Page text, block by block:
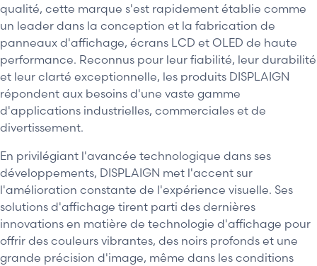
qualité, cette marque s'est rapidement établie comme
un leader dans la conception et la fabrication de
panneaux d'affichage, écrans LCD et OLED de haute
performance. Reconnus pour leur fiabilité, leur durabilité
et leur clarté exceptionnelle, les produits DISPLAIGN
répondent aux besoins d'une vaste gamme
d'applications industrielles, commerciales et de
divertissement.
En privilégiant l'avancée technologique dans ses
développements, DISPLAIGN met l'accent sur
l'amélioration constante de l'expérience visuelle. Ses
solutions d'affichage tirent parti des dernières
innovations en matière de technologie d'affichage pour
offrir des couleurs vibrantes, des noirs profonds et une
grande précision d'image, même dans les conditions